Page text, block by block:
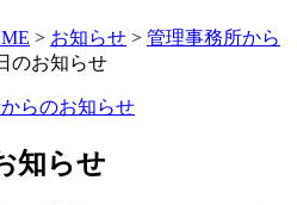
> お知らせ > 管理事務所から
のお知らせ
らのお知らせ
知らせ